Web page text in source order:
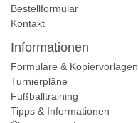
Bestellformular
Kontakt
Informationen
Formulare & Kopiervorlagen
Turnierpläne
Fußballtraining
Tipps & Informationen